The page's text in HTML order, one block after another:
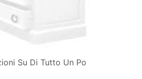
Su Di Tutto Un Po